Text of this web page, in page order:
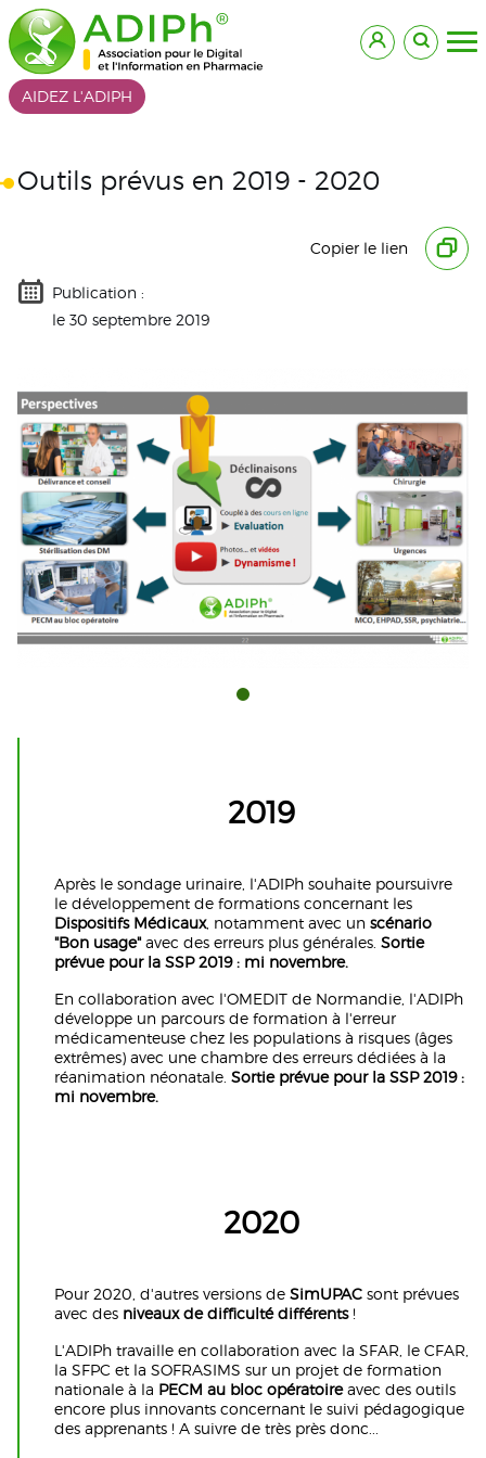
AIDEZ L'ADIPH
Outils prévus en 2019 -
Outils prévus en 2019 - 2020
Copier le lien
Publication :
le 30 septembre 2019
2019
Après le sondage urinaire, l'ADIPh souhaite poursuivre
le développement de formations concernant les
Dispositifs Médicaux, notamment avec un scénario
"Bon usage"avec des erreurs plus générales. Sortie
prévue pour la SSP 2019 : mi novembre.
En collaboration avec l'OMEDIT de Normandie, l'ADIPh
développe un parcours de formation à l'erreur
médicamenteuse chez les populations à risques (âges
extrêmes) avec une chambre des erreurs dédiées à la
réanimation néonatale. Sortie prévue pour la SSP 2019 :
mi novembre.
2020
Pour 2020, d'autres versions de SimUPAC sont prévues
avec des niveaux de difficulté différents!
L'ADIPh travaille en collaboration avec la SFAR, le CFAR,
la SFPC et la SOFRASIMS sur un projet de formation
nationale à la PECM au bloc opératoireavec des outils
encore plus innovants concernant le suivi pédagogique
des apprenants ! A suivre de très près donc...